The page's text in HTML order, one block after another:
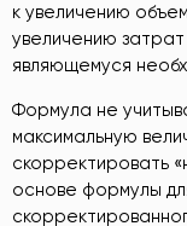
к увеличению
увеличению
являющемуся
Формула не
максимальную
скорректировать
основе формулы